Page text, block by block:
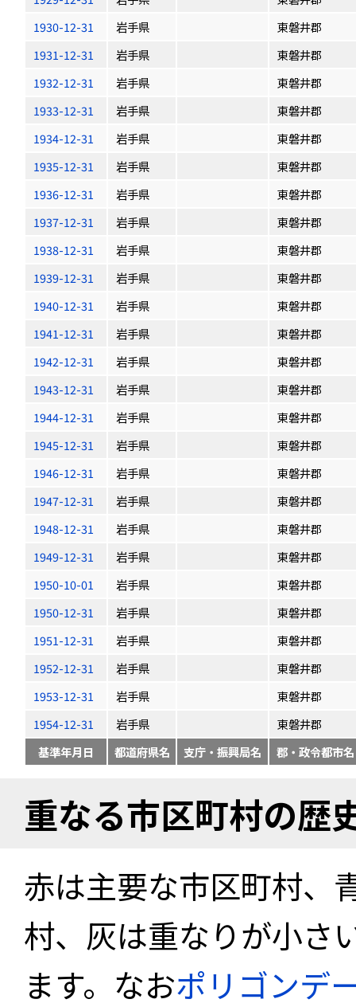
1930-12-31
岩手県
東磐井郡
1931-12-31
岩手県
東磐井郡
1932-12-31
岩手県
東磐井郡
1933-12-31
岩手県
東磐井郡
1934-12-31
岩手県
東磐井郡
1935-12-31
岩手県
東磐井郡
1936-12-31
岩手県
東磐井郡
1937-12-31
岩手県
東磐井郡
1938-12-31
岩手県
東磐井郡
1939-12-31
岩手県
東磐井郡
1940-12-31
岩手県
東磐井郡
1941-12-31
岩手県
東磐井郡
1942-12-31
岩手県
東磐井郡
1943-12-31
岩手県
東磐井郡
1944-12-31
岩手県
東磐井郡
1945-12-31
岩手県
東磐井郡
1946-12-31
岩手県
東磐井郡
1947-12-31
岩手県
東磐井郡
1948-12-31
岩手県
東磐井郡
1949-12-31
岩手県
東磐井郡
1950-10-01
岩手県
東磐井郡
1950-12-31
岩手県
東磐井郡
1951-12-31
岩手県
東磐井郡
1952-12-31
岩手県
東磐井郡
1953-12-31
岩手県
東磐井郡
1954-12-31
岩手県
東磐井郡
基準年月日
都道府県名 支庁・振興局名 郡・政令都市名
重なる市区町村の歴
赤は主要な市区町村、
村、灰は重なりが小さ
ます。なおポリゴンデ